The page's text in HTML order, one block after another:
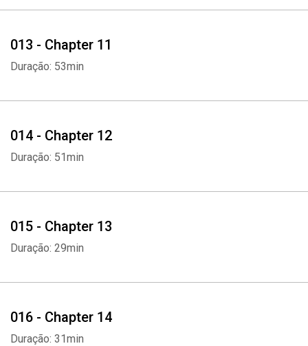
013 - Chapter 11
Duração: 53min
014 - Chapter 12
Duração: 51min
015 - Chapter 13
Duração: 29min
016 - Chapter 14
Duração: 31min